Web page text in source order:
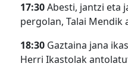
17:30Abesti, jantzi eta
pergolan, Talai Mendik
18:30 Gaztaina jana
Herri Ikastolak